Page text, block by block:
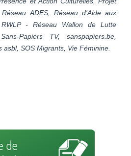
ADES, Réseau d'Aide aux
RWLP - Réseau Wallon de Lutte
Papiers TV, sanspapiers.be,
asbl, SOS Migrants, Vie Féminine